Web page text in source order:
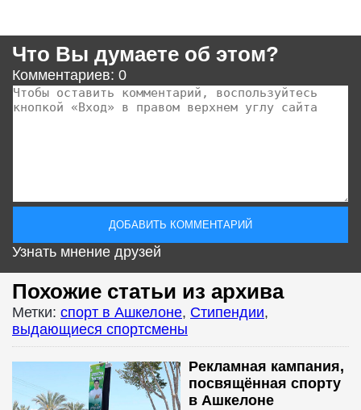
Что Вы думаете об этом?
Комментариев: 0
Узнать мнение друзей
Похожие статьи из архива
Метки: спорт в Ашкелоне, Стипендии,
выдающиеся спортсмены
Рекламная кампания,
посвящённая спорту
в Ашкелоне